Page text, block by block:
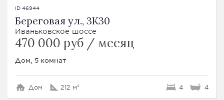
ID 46944
Береговая ул., 3К30
Иваньковское шоссе
470 000 руб / месяц
Дом, 5 комнат
Дом 212 м² 4 4